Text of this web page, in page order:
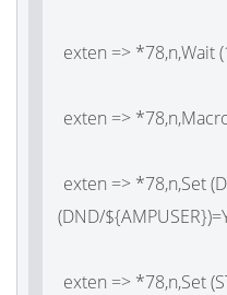
exten => *78,n,Wait
exten =>
exten => *78,n,Set
(DND/
exten => *78,n,Set